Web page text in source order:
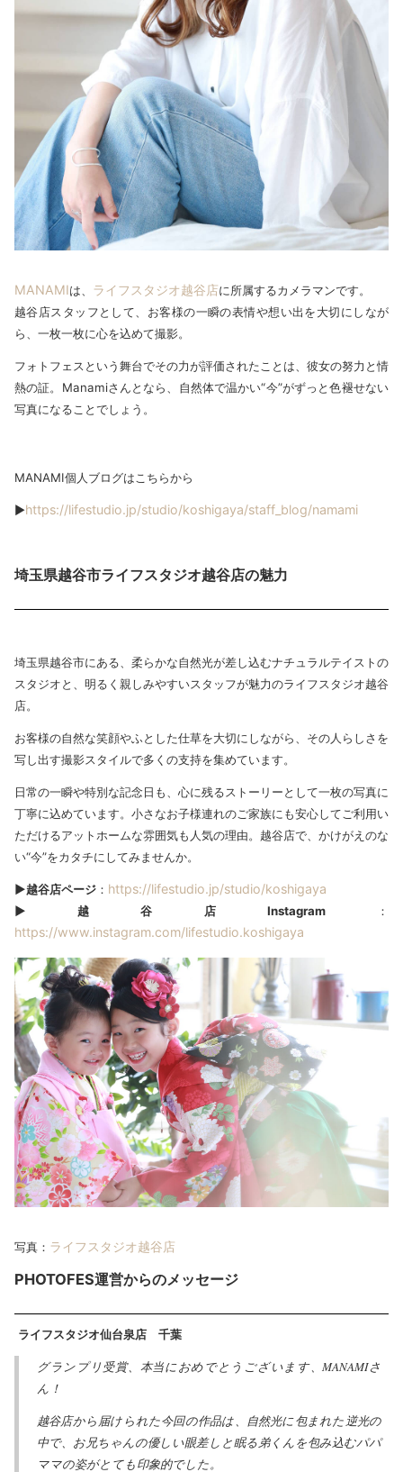
MANAMIは、 ライフスタジオ越谷店に所属するカメラマンです。
越谷店スタッフとして、お客様の一瞬の表情や想い出を大切にしなが
ら、一枚一枚に心を込めて撮影。
フォトフェスという舞台でその力が評価されたことは、彼女の努力と情
熱の証。Manamiさんとなら、自然体で温かい“今”がずっと色褪せない
写真になることでしょう。
MANAMI個人ブログはこちらから
▶https://lifestudio.jp/studio/koshigaya/staff_blog/namami
埼玉県越谷市ライフスタジオ越谷店の魅力
埼玉県越谷市にある、柔らかな自然光が差し込むナチュラルテイストの
スタジオと、明るく親しみやすいスタッフが魅力のライフスタジオ越谷
店。
お客様の自然な笑顔やふとした仕草を大切にしながら、その人らしさを
写し出す撮影スタイルで多くの支持を集めています。
日常の一瞬や特別な記念日も、心に残るストーリーとして一枚の写真に
丁寧に込めています。小さなお子様連れのご家族にも安心してご利用い
ただけるアットホームな雰囲気も人気の理由。越谷店で、かけがえのな
い“今”をカタチにしてみませんか。
▶越谷店ページ ： https://lifestudio.jp/studio/koshigaya
▶越谷店Instagram：
https://www.instagram.com/lifestudio.koshigaya
写真： ライフスタジオ越谷店
PHOTOFES運営からのメッセージ
ライフスタジオ仙台泉店 千葉
グランプリ受賞、本当におめでとうございます、MANAMIさ
ん！
越谷店から届けられた今回の作品は、自然光に包まれた逆光の
中で、お兄ちゃんの優しい眼差しと眠る弟くんを包み込むパパ
ママの姿がとても印象的でした。